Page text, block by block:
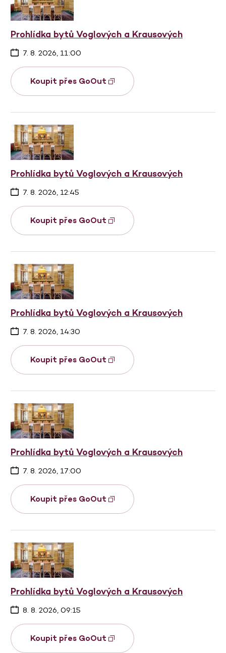
Prohlídka bytů Voglových a Krausových
7. 8. 2026, 11:00
Koupit přes GoOut
Prohlídka bytů Voglových a Krausových
7. 8. 2026, 12:45
Koupit přes GoOut
Prohlídka bytů Voglových a Krausových
7. 8. 2026, 14:30
Koupit přes GoOut
Prohlídka bytů Voglových a Krausových
7. 8. 2026, 17:00
Koupit přes GoOut
Prohlídka bytů Voglových a Krausových
8. 8. 2026, 09:15
Koupit přes GoOut